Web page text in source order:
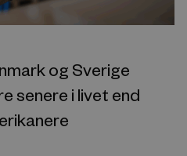
og Sverige
senere i livet end